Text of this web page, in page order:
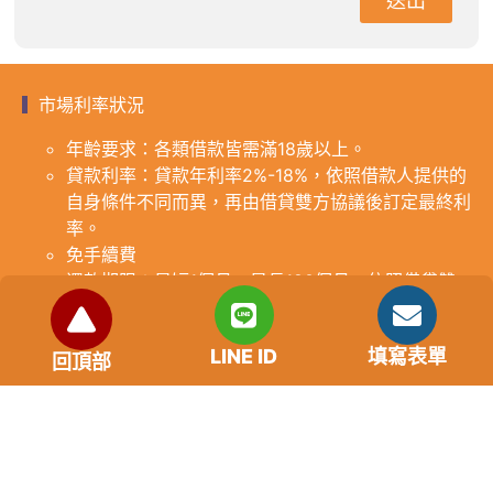
市場利率狀況
年齡要求：各類借款皆需滿18歲以上。
貸款利率：貸款年利率2%-18%，依照借款人提供的
自身條件不同而異，再由借貸雙方協議後訂定最終利
率。
免手續費
還款期限：最短1個月，最長180個月，依照借貸雙
方協議而訂。
範例試算：小明急需現金10萬元，經多方比較利率
後選定金主，雙方簽定於36個月內須還清借款，年
利率12%計算，每月利息1000元，無須手續費。
回頂部 LINE ID 填寫表單